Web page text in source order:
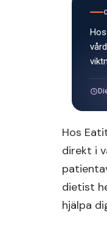
Hos
direkt i
dietist
hjälpa